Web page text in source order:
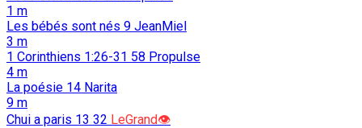
1 m
Les bébés sont nés 9 JeanMiel
3 m
1 Corinthiens 1:26-31 58 Propulse
4 m
La poésie 14 Narita
9 m
Chui a paris 13 32 LeGrand👁️